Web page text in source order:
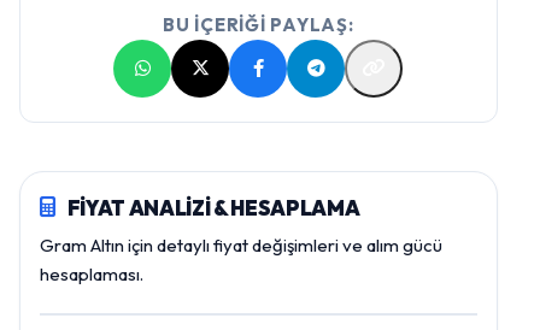
BU İÇERİĞİ PAYLAŞ:
FİYAT ANALİZİ & HESAPLAMA
Gram Altın için detaylı fiyat değişimleri ve alım gücü
hesaplaması.